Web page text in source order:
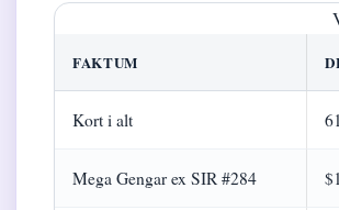
FAKTUM
Kort i alt
Mega Gengar ex SIR #284